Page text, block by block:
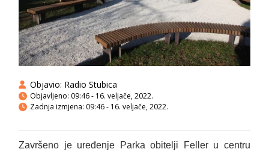
Objavio: Radio Stubica
Objavljeno: 09:46 - 16. veljače, 2022.
Zadnja izmjena: 09:46 - 16. veljače, 2022.
Završeno je uređenje Parka obitelji Feller u centru